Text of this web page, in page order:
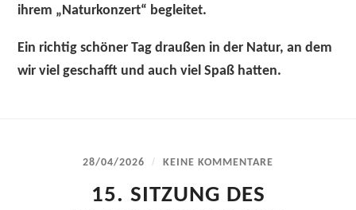
ihrem „Naturkonzert“ begleitet.
Ein richtig schöner Tag draußen in der Natur, an dem
wir viel geschafft und auch viel Spaß hatten.
28/04/2026 / KEINE KOMMENTARE
15. SITZUNG DES